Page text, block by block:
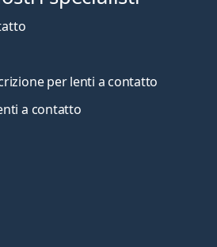
per lenti a contatto
a contatto